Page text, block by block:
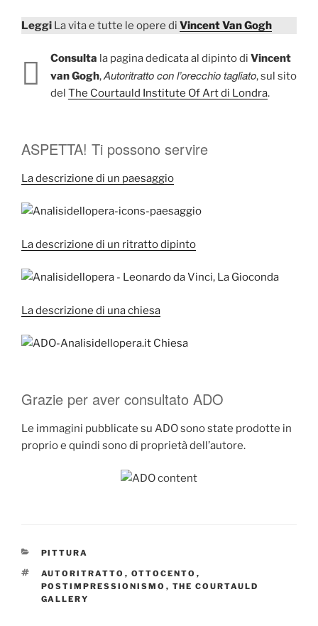
Leggi La vita e tutte le opere di Vincent Van Gogh
Consulta la pagina dedicata al dipinto di Vincent
van Gogh,Autoritratto con l’orecchio tagliato, sul sito
del The Courtauld Institute Of Art di Londra.
ASPETTA! Ti possono servire
La descrizione di un paesaggio
La descrizione di un ritratto dipinto
La descrizione di una chiesa
Grazie per aver consultato ADO
Le immagini pubblicate su ADO sono state prodotte in
proprio e quindi sono di proprietà dell’autore.
CATEGORIE
PITTURA
TAG
AUTORITRATTO , OTTOCENTO ,
POSTIMPRESSIONISMO , THE COURTAULD
GALLERY